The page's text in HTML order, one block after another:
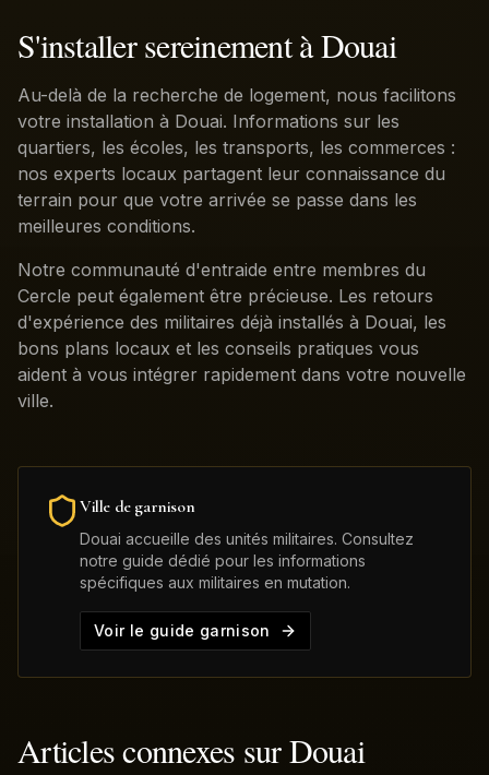
S'installer sereinement à Douai
Au-delà de la recherche de logement, nous facilitons
votre installation à Douai. Informations sur les
quartiers, les écoles, les transports, les commerces :
nos experts locaux partagent leur connaissance du
terrain pour que votre arrivée se passe dans les
meilleures conditions.
Notre communauté d'entraide entre membres du
Cercle peut également être précieuse. Les retours
d'expérience des militaires déjà installés à Douai, les
bons plans locaux et les conseils pratiques vous
aident à vous intégrer rapidement dans votre nouvelle
ville.
Ville de garnison
Douai accueille des unités militaires. Consultez
notre guide dédié pour les informations
spécifiques aux militaires en mutation.
Voir le guide garnison
Articles connexes surDouai